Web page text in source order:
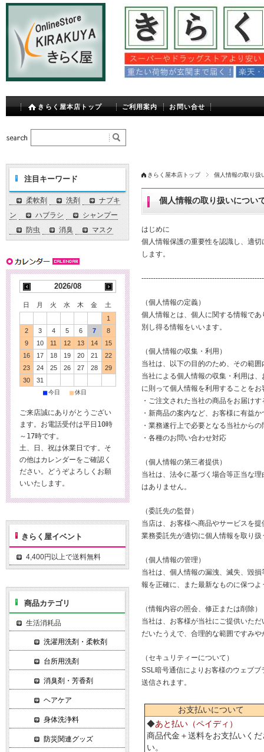
きらく屋本店トップ ご利用案内 お問い合せ
きらく屋本店トップ 個人情報の取り扱
個人情報の取り扱いについ
はじめに
個人情報保護の重要性を認識し、適
します。
（個人情報の定義）
個人情報とは、個人に関する情報で
別し得る情報をいいます。
（個人情報の収集・利用）
当社は、以下の目的のため、その範
当社による個人情報の収集・利用は
に則って個人情報を利用することを
・ご注文された当社の商品をお届け
・新商品の案内など、お客様に有益
・業務遂行上で必要となる当社から
・各種のお問い合わせ対応
（個人情報の第三者提供）
当社は、法令に基づく場合等正当な
はありません。
（委託先の監督）
当店は、お客様へ商品やサービスを
業務委託先が適切に個人情報を取り
（個人情報の管理）
当社は、個人情報の漏洩、滅失、毀
報を正確に、また最新なものに保つ
（情報内容の照会、修正または削除）
当社は、お客様が当社にご提供いた
だいたうえで、合理的な範囲ですみ
（セキュリティーについて）
SSL暗号通信によりお客様のウェブ
送信されます。
お支払いについて
◆あと払い（ペイディ）
商品代金＋送料をお支払いくだ
い。
注目キーワード
柔軟剤 洗剤
ナプキ
ン
ハブラシ
シャンプー
防虫
消臭 マスク
2026/08
日 月 火 水 木 金
土
1
2
3 4 5 6 7
8
9
10 11 12 13 14
15
16
17 18 19 20 21
22
23
24 25 26 27 28
29
30
31
■今日 ■休日
ご来店誠にありがとうござい
ます。お電話受付は平日10時
～17時です。
土、日、祝は休業日です。そ
の他はカレンダーをご確認く
ださい。どうぞよろしくお願
いいたします。
きらく屋イベント
4,400円以上で送料無料
商品カテゴリ
生活消耗品
洗濯用洗剤・柔軟剤
台所用洗剤
消臭剤・芳香剤
ヘアケア
身体洗浄料
防災関連グッズ